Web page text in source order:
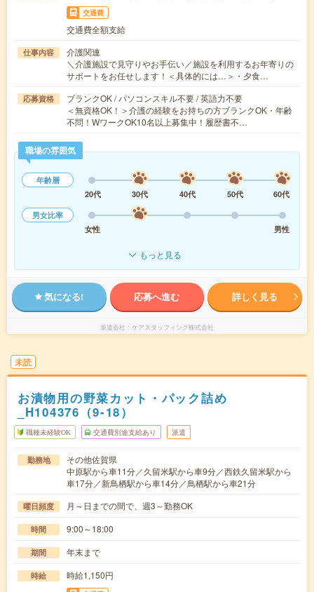
交通費
交通費全額支給
仕事内容
介護関連
＼介護施設で見守りやお手伝い／施設を利用するお年寄りの
サポートをお任せします！＜具体的には…＞・夕食…
応募資格
ブランクOK / パソコンスキル不要 / 英語力不要
＜無資格OK！＞介護の経験をお持ちの方ブランクOK・年齢
不問！WワークOK10名以上募集中！履歴書不…
職場の雰囲気
年齢層
20代
30代 40代 50代
60代
男女比率
女性
男性
もっと見る
気になる! 応募へ進む 詳しく見る
派遣会社 ケアスタッフィング株式会社
未読
お漬物用の野菜カット・パック詰め
_H104376（9-18）
職種未経験OK 交通費別途支給あり 派遣
勤務地
その他佐賀県
中原駅から車11分／久留米駅から車9分／西鉄久留米駅から
車17分／新鳥栖駅から車14分／鳥栖駅から車21分
曜日頻度 月～日までの間で、週3～勤務OK
時間 9:00～18:00
期間 年末まで
時給 時給1,150円